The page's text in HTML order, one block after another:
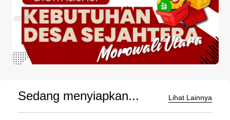
Sedang menyiapkan... Lihat Lainnya